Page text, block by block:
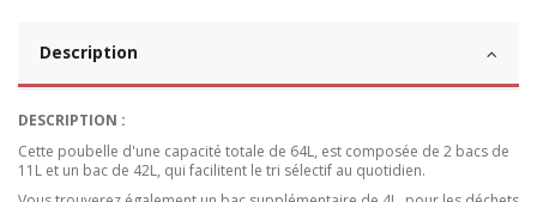
Description
DESCRIPTION :
Cette poubelle d'une capacité totale de 64L, est composée de 2 bacs de
11L et un bac de 42L, qui facilitent le tri sélectif au quotidien.